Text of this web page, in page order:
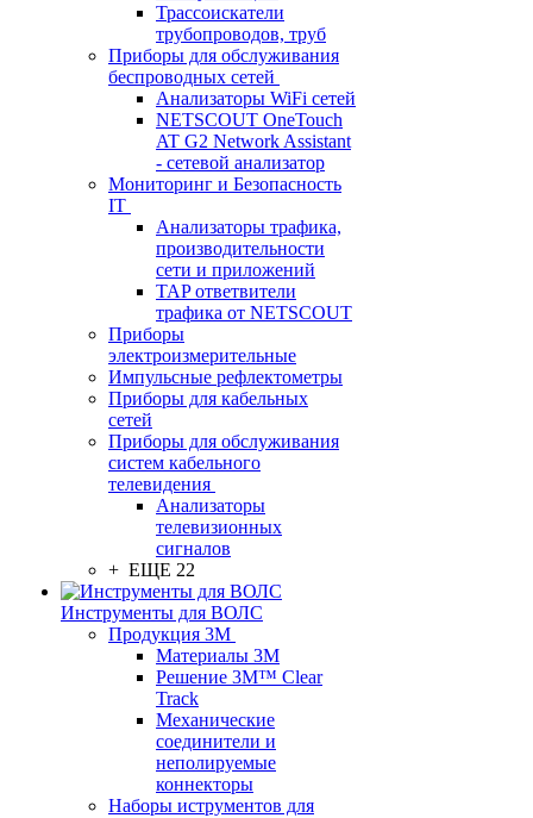
Трассоискатели
трубопроводов, труб
Приборы для обслуживания
беспроводных сетей
Анализаторы WiFi сетей
NETSCOUT OneTouch
AT G2 Network Assistant
- сетевой анализатор
Мониторинг и Безопасность
IT
Анализаторы трафика,
производительности
сети и приложений
TAP ответвители
трафика от NETSCOUT
Приборы
электроизмерительные
Импульсные рефлектометры
Приборы для кабельных
сетей
Приборы для обслуживания
систем кабельного
телевидения
Анализаторы
телевизионных
сигналов
+ ЕЩЕ 22
Инструменты для ВОЛС
Продукция 3M
Материалы 3М
Решение 3M™ Clear
Track
Механические
соединители и
неполируемые
коннекторы
Наборы иструментов для